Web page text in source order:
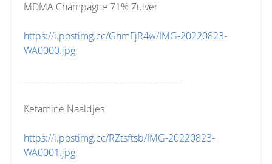
MDMA Champagne 71% Zuiver
https://i.postimg.cc/GhmFjR4w/IMG-20220823-
WA0000.jpg
Ketamine Naaldjes
https://i.postimg.cc/RZtsftsb/IMG-20220823-
WA0001.jpg